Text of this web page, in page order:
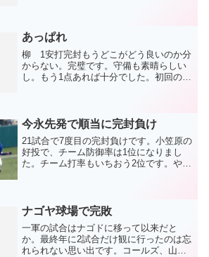
そこで森野出して繋いだと...
あっぱれ
柳 1安打完封もうどこがどう良いのか分
からない。完璧です。守備も素晴らしい
し。もう1点あれば十分でした。初回の福
飛ばされたのをい...
今永先発で順当に完封負け
21試合で7度目の完封負けです。小笠原の
好投で、チーム防御率は1位になりまし
た。チーム打率もいちおう2位です。やり
はホームランが...
ナゴヤ球場で完敗
一軍の試合はナゴドに移って以来だと
か。最終年に2試合だけ観に行ったのは忘
れられない思い出です。コールズ、山崎